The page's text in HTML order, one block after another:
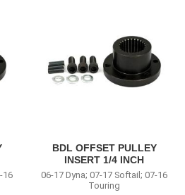
16
BDL OFFSET PULLEY
INSERT 1/4 INCH
06-17 Dyna; 07-17 Softail; 07-16
Touring